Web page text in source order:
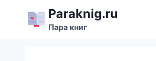
содержимому
Paraknig.ru
Пара книг